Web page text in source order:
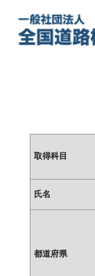
取得科目
氏名
都道府県